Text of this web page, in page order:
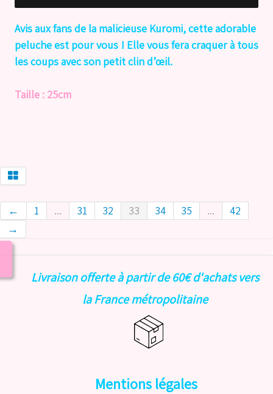
Avis aux fans de la malicieuse Kuromi, cette adorable
peluche est pour vous ! Elle vous fera craquer à tous
les coups avec son petit clin d’œil.
Taille : 25cm
← 1 ... 31 32 33 34 35 ...
42
→
Livraison offerte à partir de 60€ d'achats vers
la France métropolitaine
Mentions légales